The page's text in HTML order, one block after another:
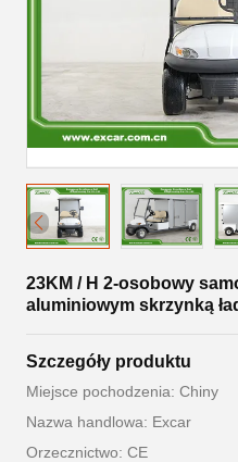
23KM / H 2-osobowy
aluminiowym skrzynką
Szczegóły produktu
Miejsce pochodzenia: Chiny
Nazwa handlowa: Excar
Orzecznictwo: CE